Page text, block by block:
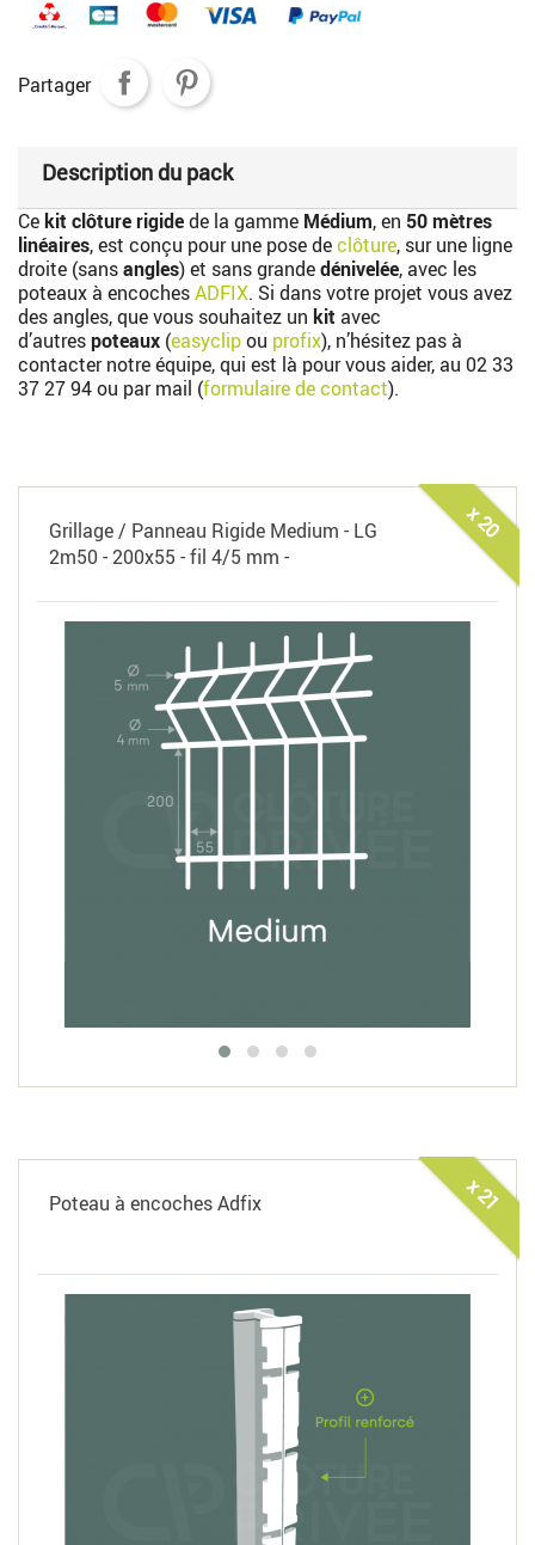
Partager
Description du pack
Cekit clôture rigidede la gamme Médium, en 50 mètres
linéaires, est conçu pour une pose declôture, sur une ligne
droite (sansangles) et sans grandedénivelée, avec les
poteaux à encochesADFIX. Si dans votre projet vous avez
des angles, que vous souhaitez un kit avec
d’autrespoteaux (easyclipou profix), n’hésitez pas à
contacter notre équipe, qui est là pour vous aider, au 02 33
37 27 94ou par mail (formulaire de contact).
x 20
Grillage / Panneau Rigide Medium - LG
2m50 - 200x55 - fil 4/5 mm -
x 21
Poteau à encoches Adfix